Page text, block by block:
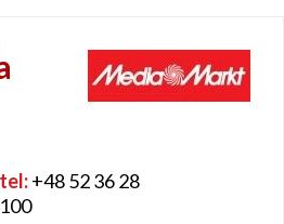
tel:+48 52 36 28
100